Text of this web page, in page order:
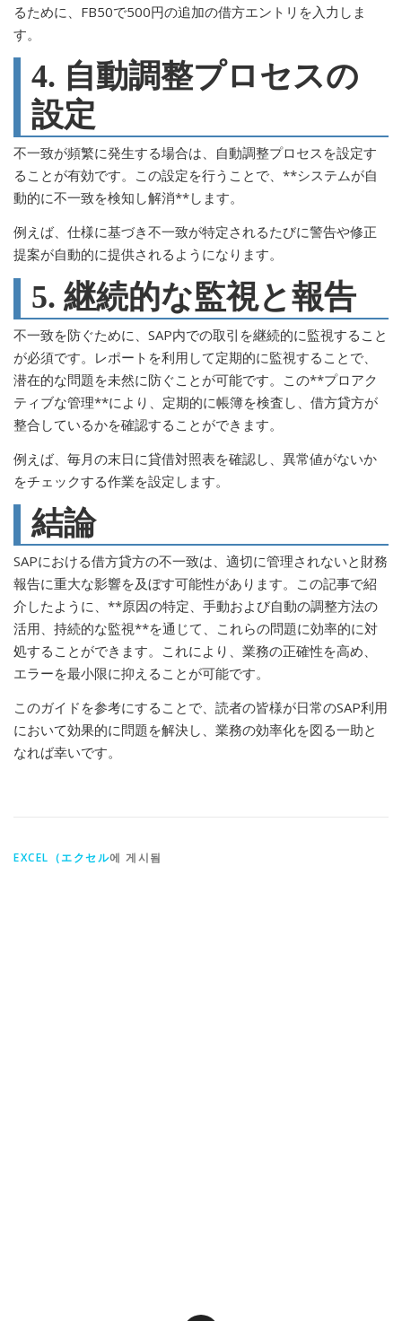
るために、FB50で500円の追加の借方エントリを入力しま
す。
4. 自動調整プロセスの
設定
不一致が頻繁に発生する場合は、自動調整プロセスを設定す
ることが有効です。この設定を行うことで、**システムが自
動的に不一致を検知し解消**します。
例えば、仕様に基づき不一致が特定されるたびに警告や修正
提案が自動的に提供されるようになります。
5. 継続的な監視と報告
不一致を防ぐために、SAP内での取引を継続的に監視すること
が必須です。レポートを利用して定期的に監視することで、
潜在的な問題を未然に防ぐことが可能です。この**プロアク
ティブな管理**により、定期的に帳簿を検査し、借方貸方が
整合しているかを確認することができます。
例えば、毎月の末日に貸借対照表を確認し、異常値がないか
をチェックする作業を設定します。
結論
SAPにおける借方貸方の不一致は、適切に管理されないと財務
報告に重大な影響を及ぼす可能性があります。この記事で紹
介したように、**原因の特定、手動および自動の調整方法の
活用、持続的な監視**を通じて、これらの問題に効率的に対
処することができます。これにより、業務の正確性を高め、
エラーを最小限に抑えることが可能です。
このガイドを参考にすることで、読者の皆様が日常のSAP利用
において効果的に問題を解決し、業務の効率化を図る一助と
なれば幸いです。
EXCEL（エクセル에 게시됨